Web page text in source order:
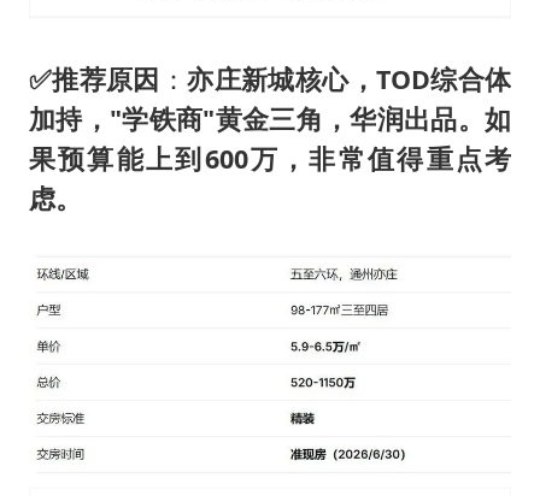
✅推荐原因 ：亦庄新城核心，TOD综合体
加持，"学铁商"黄金三角，华润出品。如
果预算能上到600万，非常值得重点考
虑。